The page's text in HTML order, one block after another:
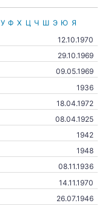
У Ф Х Ц Ч Ш Э Ю Я
12.10.1970
29.10.1969
09.05.1969
1936
18.04.1972
08.04.1925
1942
1948
08.11.1936
14.11.1970
26.07.1946